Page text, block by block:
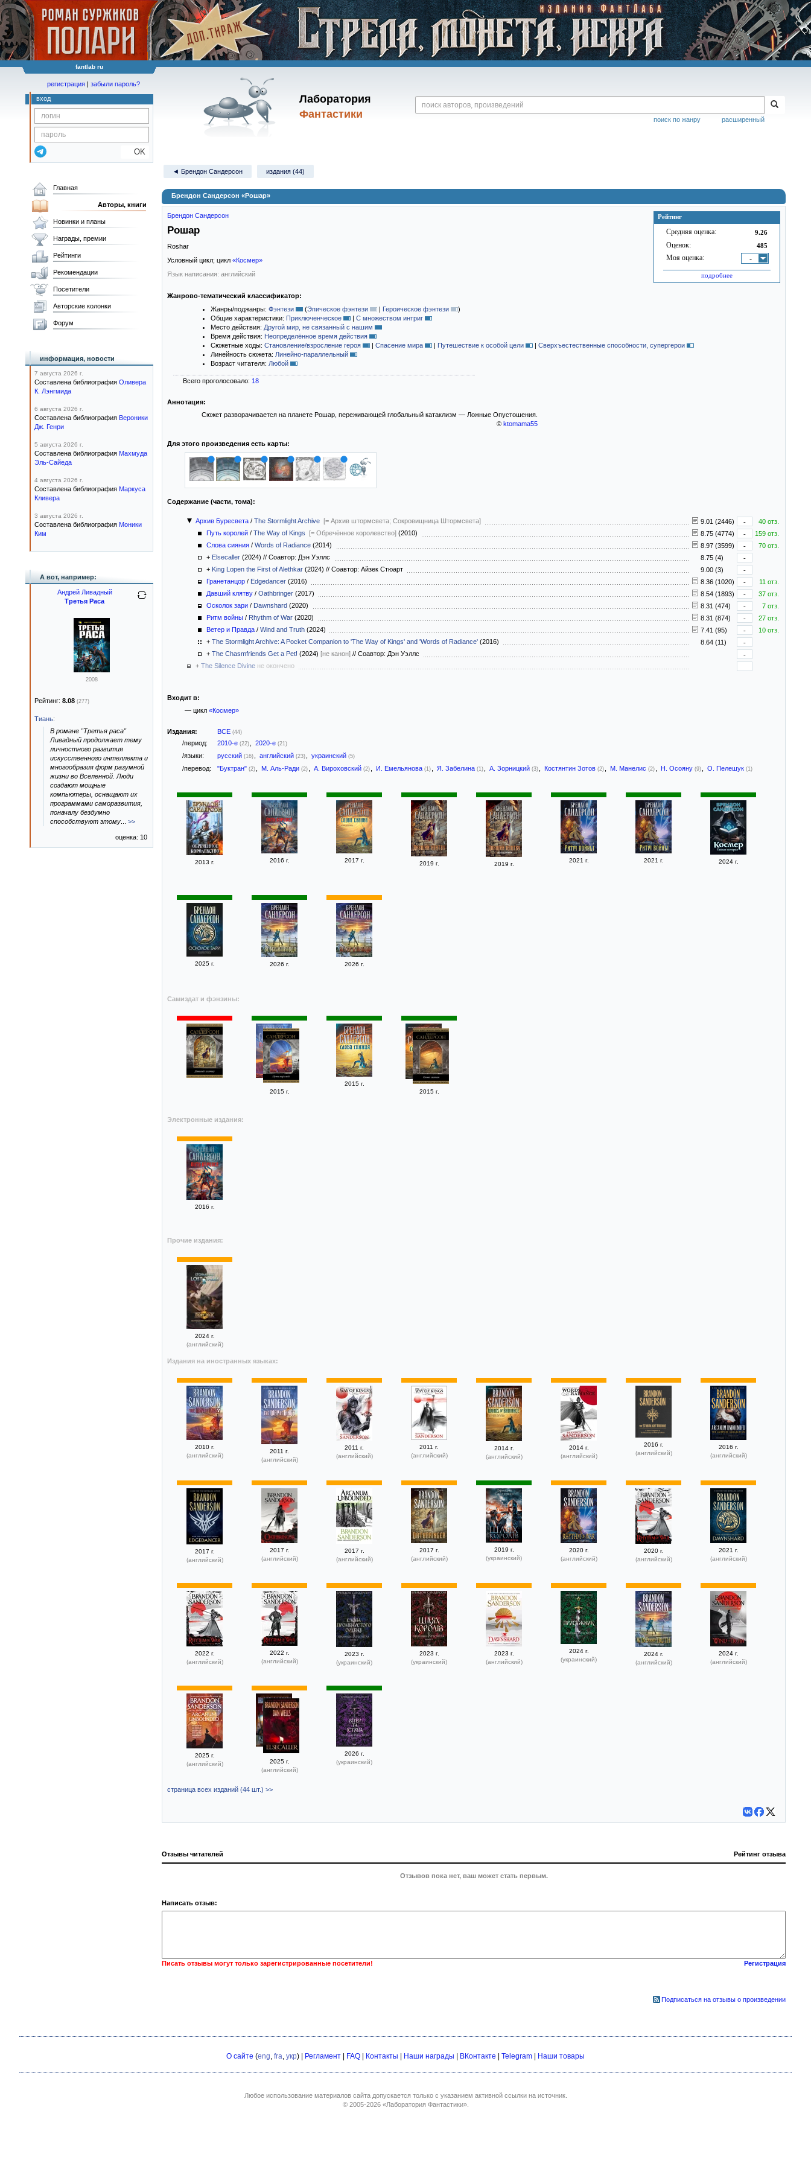
fantlab ru
Лаборатория
Фантастики
расширенный
поиск по жанру
регистрация | забыли пароль?
вход
OK
◄ Брендон Сандерсон издания (44)
Брендон Сандерсон «Рошар»
Рейтинг
Средняя оценка: 9.26
Оценок: 485
Моя оценка: -
подробнее
Брендон Сандерсон
Рошар
Roshar
Условный цикл; цикл «Космер»
Язык написания: английский
Жанрово-тематический классификатор:
Жанры/поджанры: Фэнтези (Эпическое фэнтези | Героическое фэнтези
)
Общие характеристики: Приключенческое | С множеством интриг
Место действия: Другой мир, не связанный с нашим
Время действия: Неопределённое время действия
Сюжетные ходы: Становление/взросление героя | Спасение мира | Путешествие к особой цели | Сверхъестественные способности, супергерои
Линейность сюжета: Линейно-параллельный
Возраст читателя: Любой
Всего проголосовало: 18
Аннотация:
Сюжет разворачивается на планете Рошар, переживающей глобальный катаклизм — Ложные Опустошения.
© ktomama55
Для этого произведения есть карты:
Содержание (части, тома):
Архив Буресвета / The Stormlight Archive [= Архив штормсвета; Сокровищница Штормсвета] 9.01 (2446) -
40 отз.
Путь королей / The Way of Kings [= Обречённое королевство] (2010) 8.75 (4774) -
159 отз.
Слова сияния / Words of Radiance (2014) 8.97 (3599) -
70 отз.
+ Elsecaller (2024) // Соавтор: Дэн Уэллс 8.75 (4)
-
+ King Lopen the First of Alethkar (2024) // Соавтор: Айзек Стюарт 9.00 (3)
-
Гранетанцор / Edgedancer (2016) 8.36 (1020) -
11 отз.
Давший клятву / Oathbringer (2017) 8.54 (1893) -
37 отз.
Осколок зари / Dawnshard (2020) 8.31 (474) -
7 отз.
Ритм войны / Rhythm of War (2020) 8.31 (874) -
27 отз.
Ветер и Правда / Wind and Truth (2024) 7.41 (95) -
10 отз.
+ The Stormlight Archive: A Pocket Companion to 'The Way of Kings' and 'Words of Radiance' (2016) 8.64 (11)
-
+ The Chasmfriends Get a Pet! (2024) [не канон] // Соавтор: Дэн Уэллс
-
+ The Silence Divine не окончено
Входит в:
— цикл «Космер»
Издания: ВСЕ (44)
/период: 2010-е (22) 2020-е (21)
/языки: русский (16) английский (23) украинский (5)
/перевод: "Буктран" (2) М. Аль-Ради (2) А. Вироховский (2) И. Емельянова (1) Я. Забелина (1) А. Зорницкий (3) Костянтин Зотов (2) М. Манелис (2) Н. Осояну (9) О. Пелешук (1)
2013 г. 2016 г. 2017 г. 2019 г. 2019 г.
2021 г. 2021 г. 2024 г.
2025 г. 2026 г. 2026 г.
Самиздат и фэнзины:
2015 г.
2015 г.
2015 г.
Электронные издания:
2016 г.
Прочие издания:
2024 г.
(английский)
Издания на иностранных языках:
2010 г.
(английский)
2011 г.
(английский)
2011 г.
(английский)
2011 г.
(английский)
2014 г.
(английский)
2014 г.
(английский)
2016 г.
(английский)
2016 г.
(английский)
2017 г.
(английский)
2017 г.
(английский)
2017 г.
(английский)
2017 г.
(английский)
2019 г.
(украинский)
2020 г.
(английский)
2020 г.
(английский)
2021 г.
(английский)
2022 г.
(английский)
2022 г.
(английский)
2023 г.
(украинский)
2023 г.
(украинский)
2023 г.
(английский)
2024 г.
(украинский)
2024 г.
(английский)
2024 г.
(английский)
2025 г.
(английский)
2025 г.
(английский)
2026 г.
(украинский)
страница всех изданий (44 шт.) >>
Отзывы читателей Рейтинг отзыва
Отзывов пока нет, ваш может стать первым.
Написать отзыв:
Писать отзывы могут только зарегистрированные посетители! Регистрация
Подписаться на отзывы о произведении
Главная
Авторы, книги
Новинки и планы
Награды, премии
Рейтинги
Рекомендации
Посетители
Авторские колонки
Форум
информация, новости
7 августа 2026 г.
Составлена библиография Оливера
К. Лэнгмида
6 августа 2026 г.
Составлена библиография Вероники
Дж. Генри
5 августа 2026 г.
Составлена библиография Махмуда
Эль-Сайеда
4 августа 2026 г.
Составлена библиография Маркуса
Кливера
3 августа 2026 г.
Составлена библиография Моники
Ким
А вот, например:
Андрей Ливадный
Третья Раса
2008
Рейтинг: 8.08 (277)
Тиань:
В романе "Третья раса"
Ливадный продолжает тему
личностного развития
искусственного интеллекта и
многообразия форм разумной
жизни во Вселенной. Люди
создают мощные
компьютеры, оснащают их
программами саморазвития,
поначалу бездумно
способствуют этому
>>
оценка: 10
О сайте (eng, fra, укр) | Регламент FAQ Контакты Наши награды ВКонтакте Telegram Наши товары
Любое использование материалов сайта допускается только с указанием активной ссылки на источник.
© 2005-2026 «Лаборатория Фантастики».